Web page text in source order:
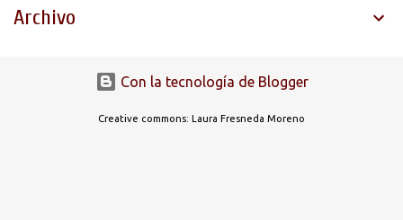
Archivo
Con la tecnología de Blogger
Creative commons: Laura Fresneda Moreno